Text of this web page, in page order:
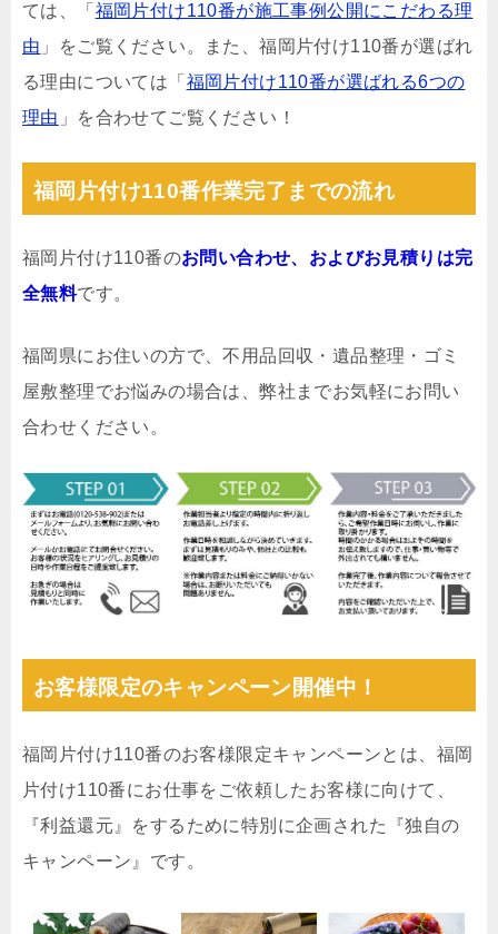
ては、「 福岡片付け110番が施工事例公開にこだわる理
由 」をご覧ください。また、福岡片付け110番が選ばれ
る理由については「 福岡片付け110番が選ばれる6つの
理由 」を合わせてご覧ください！
福岡片付け110番作業完了までの流れ
福岡片付け110番のお問い合わせ、およびお見積りは完
全無料です。
福岡県にお住いの方で、不用品回収・遺品整理・ゴミ
屋敷整理でお悩みの場合は、弊社までお気軽にお問い
合わせください。
お客様限定のキャンペーン開催中！
福岡片付け110番のお客様限定キャンペーンとは、福岡
片付け110番にお仕事をご依頼したお客様に向けて、
『利益還元』をするために特別に企画された『独自の
キャンペーン』です。